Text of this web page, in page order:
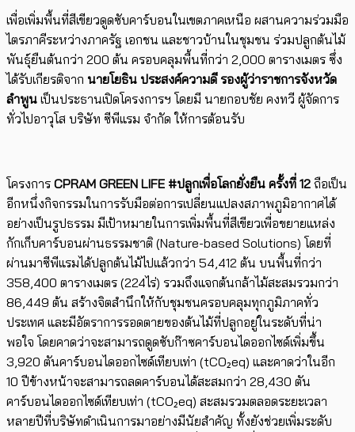
เพื่อเพิ่มพื้นที่สีเขียวดูดซับคาร์บอนในเขตภาคเหนือ ผสานความร่วมมือ
ไตรภาคีระหว่างภาครัฐ เอกชน และชาวบ้านในชุมชน ร่วมปลูกต้นไม้
พันธุ์ยืนต้นกว่า 200 ต้น ครอบคลุมพื้นที่กว่า 2,000 ตารางเมตร ซึ่ง
ได้รับเกียรติจาก นายโยธิน ประสงค์ความดี รองผู้ว่าราชการจังหวัด
ลำพูน เป็นประธานเปิดโครงการฯ โดยมี นายกอบชัย คงทวี ผู้จัดการ
ทั่วไปอาวุโส บริษัท ซีพีแรม จำกัด ให้การต้อนรับ
โครงการ CPRAM GREEN LIFE #ปลูกเพื่อโลกยั่งยืน ครั้งที่ 12 ถือเป็น
อีกหนึ่งกิจกรรมในการรับมือต่อการเปลี่ยนแปลงสภาพภูมิอากาศได้
อย่างเป็นรูปธรรม มีเป้าหมายในการเพิ่มพื้นที่สีเขียวเพื่อขยายแหล่ง
กักเก็บคาร์บอนผ่านธรรมชาติ (Nature-based Solutions) โดยที่
ผ่านมาซีพีแรมได้ปลูกต้นไม้ไปแล้วกว่า 54,412 ต้น บนพื้นที่กว่า
358,400 ตารางเมตร (224ไร่) รวมถึงแจกต้นกล้าไม้สะสมรวมกว่า
86,449 ต้น สร้างจิตสำนึกให้กับชุมชนครอบคลุมทุกภูมิภาคทั่ว
ประเทศ และมีอัตราการรอดตายของต้นไม้ที่ปลูกอยู่ในระดับที่น่า
พอใจ โดยคาดว่าจะสามารถดูดซับก๊าซคาร์บอนไดออกไซด์เพิ่มขึ้น
3,920 ตันคาร์บอนไดออกไซด์เทียบเท่า (tCO₂eq) และคาดว่าในอีก
10 ปีข้างหน้าจะสามารถลดคาร์บอนได้สะสมกว่า 28,430 ตัน
คาร์บอนไดออกไซด์เทียบเท่า (tCO₂eq) สะสมรวมตลอดระยะเวลา
หลายปีที่บริษัทดำเนินการมาอย่างมีนัยสำคัญ ทั้งยังช่วยเพิ่มระดับ